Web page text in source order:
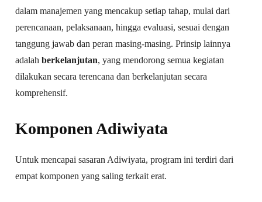
dalam manajemen yang mencakup setiap tahap, mulai dari
perencanaan, pelaksanaan, hingga evaluasi, sesuai dengan
tanggung jawab dan peran masing-masing. Prinsip lainnya
adalahberkelanjutan, yang mendorong semua kegiatan
dilakukan secara terencana dan berkelanjutan secara
komprehensif.
Komponen Adiwiyata
Untuk mencapai sasaran Adiwiyata, program ini terdiri dari
empat komponen yang saling terkait erat.